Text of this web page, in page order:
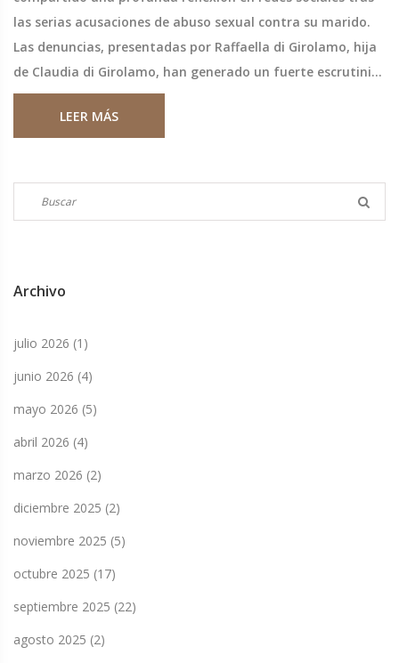
las serias acusaciones de abuso sexual contra su marido.
Las denuncias, presentadas por Raffaella di Girolamo, hija
de Claudia di Girolamo, han generado un fuerte escrutinio
público y tensiones familiares. La reflexión de Prieto
sugiere un periodo de intensa lucha personal y emocional.
LEER MÁS
Archivo
julio 2026 (1)
junio 2026 (4)
mayo 2026 (5)
abril 2026 (4)
marzo 2026 (2)
diciembre 2025 (2)
noviembre 2025 (5)
octubre 2025 (17)
septiembre 2025 (22)
agosto 2025 (2)